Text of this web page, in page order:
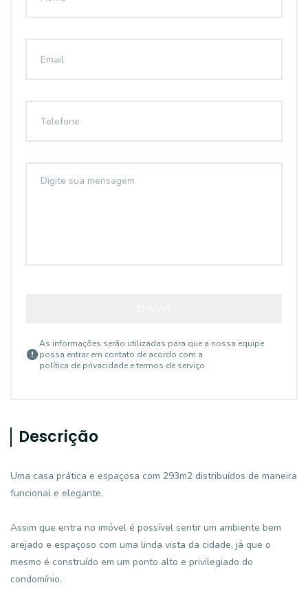
As informações serão utilizadas para que a nossa equipe
possa entrar em contato de acordo com a
política de privacidade e termos de serviço
Descrição
Uma casa prática e espaçosa com 293m2 distribuídos de maneira
funcional e elegante.
Assim que entra no imóvel é possível sentir um ambiente bem
arejado e espaçoso com uma linda vista da cidade, já que o
mesmo é construído em um ponto alto e privilegiado do
condomínio.